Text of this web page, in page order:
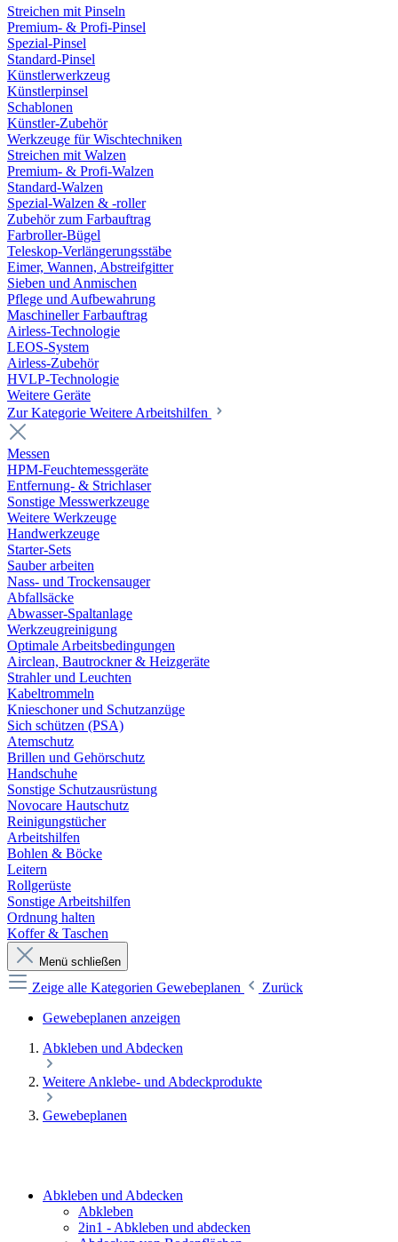
Streichen mit Pinseln
Premium- & Profi-Pinsel
Spezial-Pinsel
Standard-Pinsel
Künstlerwerkzeug
Künstlerpinsel
Schablonen
Künstler-Zubehör
Werkzeuge für Wischtechniken
Streichen mit Walzen
Premium- & Profi-Walzen
Standard-Walzen
Spezial-Walzen & -roller
Zubehör zum Farbauftrag
Farbroller-Bügel
Teleskop-Verlängerungsstäbe
Eimer, Wannen, Abstreifgitter
Sieben und Anmischen
Pflege und Aufbewahrung
Maschineller Farbauftrag
Airless-Technologie
LEOS-System
Airless-Zubehör
HVLP-Technologie
Weitere Geräte
Zur Kategorie Weitere Arbeitshilfen
Messen
HPM-Feuchtemessgeräte
Entfernung- & Strichlaser
Sonstige Messwerkzeuge
Weitere Werkzeuge
Handwerkzeuge
Starter-Sets
Sauber arbeiten
Nass- und Trockensauger
Abfallsäcke
Abwasser-Spaltanlage
Werkzeugreinigung
Optimale Arbeitsbedingungen
Airclean, Bautrockner & Heizgeräte
Strahler und Leuchten
Kabeltrommeln
Knieschoner und Schutzanzüge
Sich schützen (PSA)
Atemschutz
Brillen und Gehörschutz
Handschuhe
Sonstige Schutzausrüstung
Novocare Hautschutz
Reinigungstücher
Arbeitshilfen
Bohlen & Böcke
Leitern
Rollgerüste
Sonstige Arbeitshilfen
Ordnung halten
Koffer & Taschen
Menü schließen
Zeige alle Kategorien Gewebeplanen
Zurück
Gewebeplanen anzeigen
Abkleben und Abdecken
Weitere Anklebe- und Abdeckprodukte
Gewebeplanen
Abkleben und Abdecken
Abkleben
2in1 - Abkleben und abdecken